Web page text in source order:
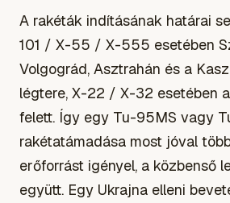
A rakéták indításának határai
101 / X-55 / X-555 esetében
Volgográd, Asztrahán és a
légtere, X-22 / X-32 esetében
felett. Így egy Tu-95MS vagy
rakétatámadása most jóval
erőforrást igényel, a közbenső
együtt. Egy Ukrajna elleni